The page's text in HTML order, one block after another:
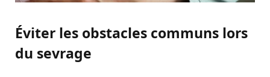
Éviter les obstacles communs lors
du sevrage